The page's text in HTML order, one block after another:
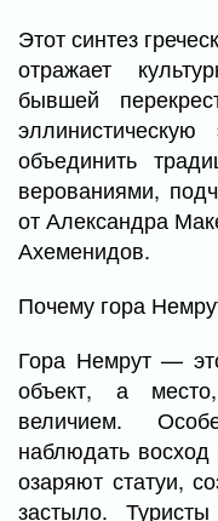
Этот синтез
отражает
бывшей
объединить
верованиями,
от Александра
Ахеменидов.
Почему гора
Гора Немрут —
объект, а
величием.
наблюдать восход
озаряют статуи,
застыло.